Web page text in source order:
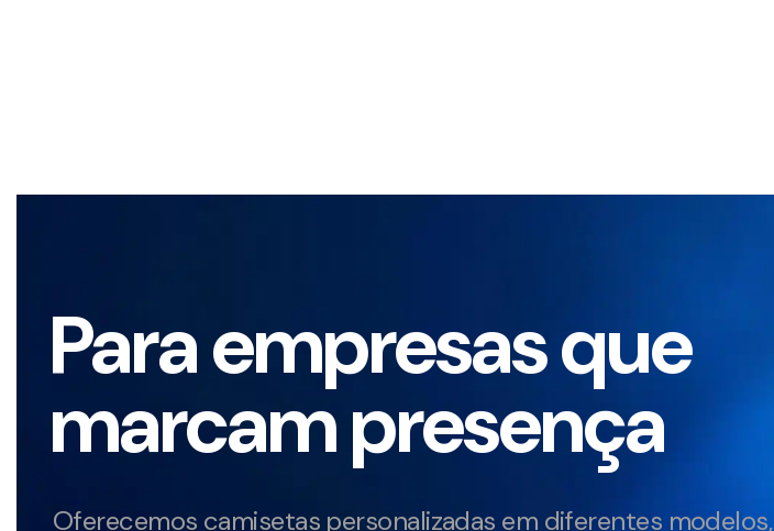
Para empresas que
marcam presença
Oferecemos camisetas personalizadas em diferentes modelos,